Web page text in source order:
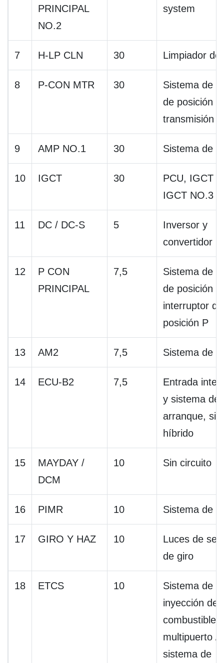
PRINCIPAL
NO.2
system
7 H-LP CLN 30 Limpiador de
8 P-CON MTR 30
Sistema de
de posición P,
transmisión
9 AMP NO.1 30 Sistema de
10 IGCT 30
PCU, IGCT
IGCT NO.3
11 DC / DC-S 5
Inversor y
convertidor
12
P CON
PRINCIPAL
7,5
Sistema de
de posición P,
interruptor de
posición P
13 AM2 7,5 Sistema de
14 ECU-B2 7,5
Entrada
y sistema de
arranque,
híbrido
15
MAYDAY /
DCM
10 Sin circuito
16 PIMR 10 Sistema de
17 GIRO Y HAZ 10
Luces de
de giro
18 ETCS 10
Sistema de
inyección de
combustible
multipuerto /
sistema de